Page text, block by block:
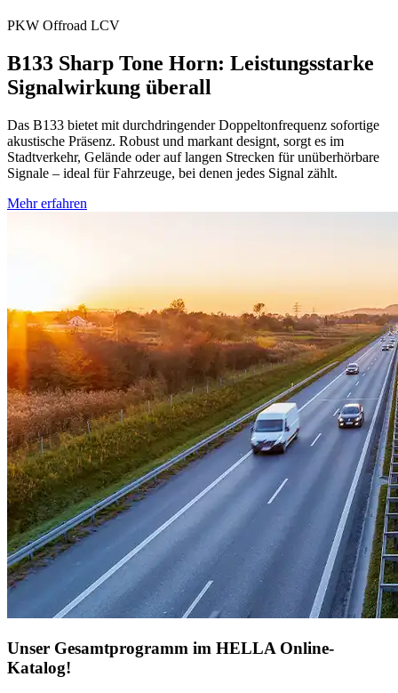
PKW Offroad LCV
B133 Sharp Tone Horn: Leistungsstarke
Signalwirkung überall
Das B133 bietet mit durchdringender Doppeltonfrequenz sofortige
akustische Präsenz. Robust und markant designt, sorgt es im
Stadtverkehr, Gelände oder auf langen Strecken für unüberhörbare
Signale – ideal für Fahrzeuge, bei denen jedes Signal zählt.
Mehr erfahren
Unser Gesamtprogramm im HELLA Online-
Katalog!